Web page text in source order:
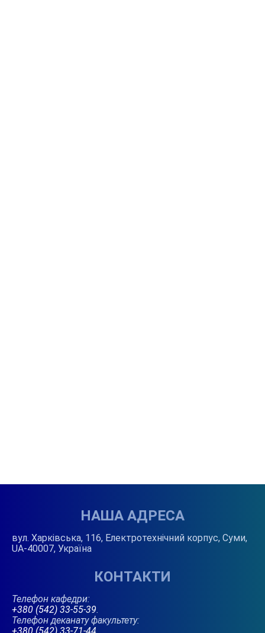
НАША АДРЕСА
вул. Харківська, 116, Електротехнічний корпус, Суми,
UA-40007, Україна
КОНТАКТИ
Телефон кафедри:
+380 (542) 33-55-39.
Телефон деканату факультету: